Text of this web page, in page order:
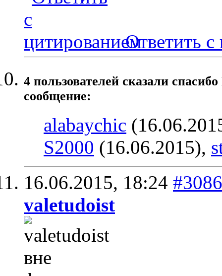
Ответить с
4 пользователей сказали
сообщение:
alabaychic
S2000 (16.06.2015),
16.06.2015, 18:24 #3086
valetudoist